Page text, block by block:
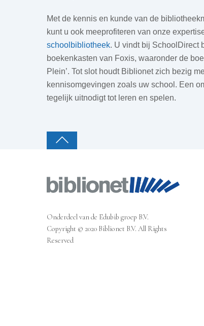
Met de kennis en kunde van de
kunt u ook meeprofiteren van onze
schoolbibliotheek. U vindt bij SchoolDirect
boekenkasten van Foxis, waaronder de
Plein’. Tot slot houdt Biblionet zich bezig
kennisomgevingen zoals uw school. Een
tegelijk uitnodigt tot leren en spelen.
Onderdeel van de Edubib groep B.V.
Copyright © 2020 Biblionet B.V. All Rights
Reserved